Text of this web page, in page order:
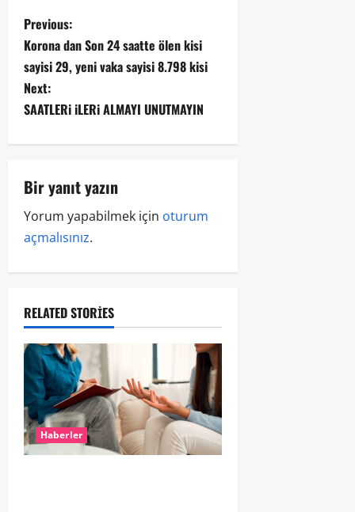
Previous:
Korona dan Son 24 saatte ölen kisi
sayisi 29, yeni vaka sayisi 8.798 kisi
Next:
SAATLERi iLERi ALMAYI UNUTMAYIN
Bir yanıt yazın
Yorum yapabilmek için oturum
açmalısınız.
RELATED STORIES
Haberler